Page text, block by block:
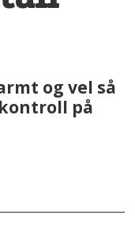
og vel så
på